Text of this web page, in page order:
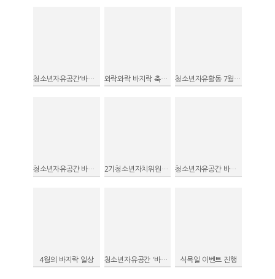
청소년자유공간'바지락' "와락와락 바지락 축제" 와락와락 바지락 축제 신문보도자료 청소년자유활동 7월 자유기획프로그램 활동사진
청소년자유공간 바지락 태극기 그리기 행사 2기청소년자치위원회 기획 현충일 행사 청소년자유공간 바지락 1주년 행사 모습
4월의 바지락 일상 청소년자유공간 '바지락'의 일상 식목일 이벤트 진행